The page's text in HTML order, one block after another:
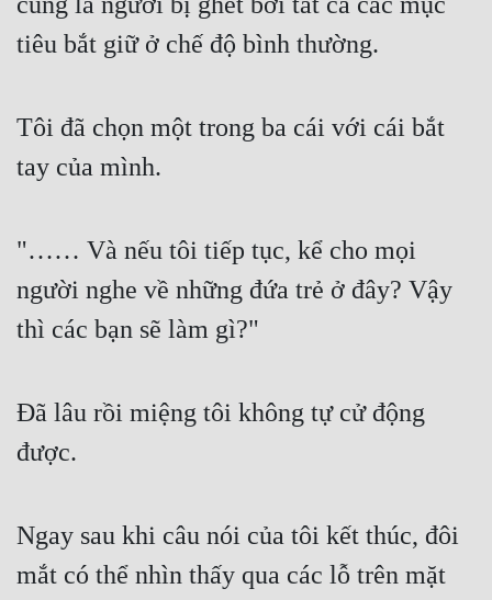
tiêu bắt giữ ở chế độ bình thường.
Tôi đã chọn một trong ba cái với cái bắt
tay của mình.
"…… Và nếu tôi tiếp tục, kể cho mọi
người nghe về những đứa trẻ ở đây? Vậy
thì các bạn sẽ làm gì?"
Đã lâu rồi miệng tôi không tự cử động
được.
Ngay sau khi câu nói của tôi kết thúc, đôi
mắt có thể nhìn thấy qua các lỗ trên mặt